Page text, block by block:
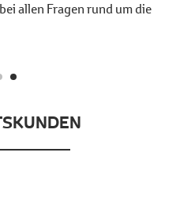
allen Fragen rund um die